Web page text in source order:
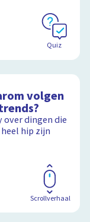
Quiz
volgen
over dingen die
hip zijn
Scrollverhaal